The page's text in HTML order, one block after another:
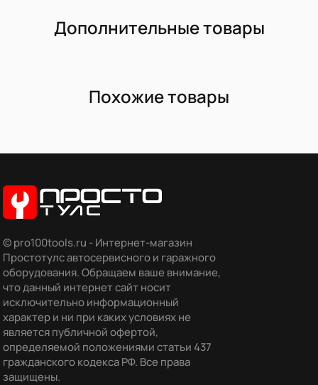
Дополнительные товары
Похожие товары
© pro100tools.ru - Интернет-магазин
Простотулс автосервисного и гаражного
оборудования. Обращаем ваше внимание,
что данный интернет сайт носит
исключительно информационный
характер и ни при каких условиях не
является публичной офертой,
определяемой положениями статьи 437
гражданского кодекса РФ. Все права
защищены.